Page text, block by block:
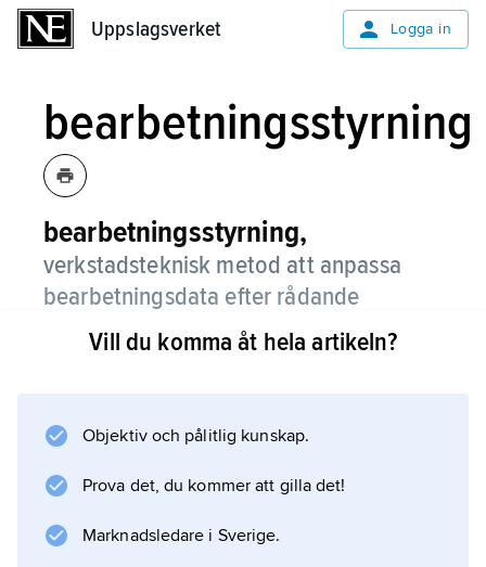
Uppslagsverket Logga in
bearbetningsstyrning
bearbetningsstyrning,
verkstadsteknisk metod att anpassa
bearbetningsdata efter rådande
förhållanden, se
adaptiv styrning .
Vill du komma åt hela artikeln?
Objektiv och pålitlig kunskap.
Prova det, du kommer att gilla det!
Marknadsledare i Sverige.